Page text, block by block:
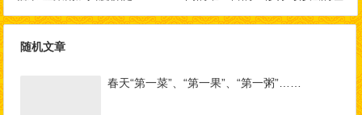
别，如何做到三业相应？
随机文章
春天“第一菜”、“第一果”、“第一粥”……